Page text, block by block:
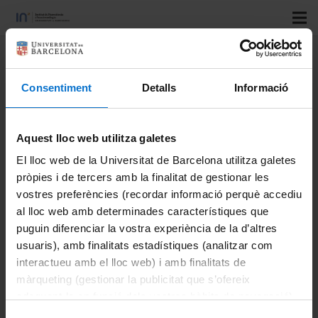
Consentiment Detalls Informació
Aquest lloc web utilitza galetes
El lloc web de la Universitat de Barcelona utilitza galetes
pròpies i de tercers amb la finalitat de gestionar les
vostres preferències (recordar informació perquè accediu
al lloc web amb determinades característiques que
puguin diferenciar la vostra experiència de la d’altres
usuaris), amb finalitats estadístiques (analitzar com
interactueu amb el lloc web) i amb finalitats de
màrqueting (gestionar la publicitat que s’ofereix
Title: Unveiling the crystal and
magnetic texture of iron oxide
nanoflowers†
Authors:Carlos Moya; Mariona Escoda-Torroella; Javier
Rodríguez-Álvarez; Adriana I. Figueroa; Íker García; Inés
Batalla Ferrer-Vidal; A. Gallo-Cordova; M. Puerto
Morales; Lucía Aballe; Arantxa Fraile Rodríguez; Amílcar
Labarta ORCID ; Xavier Batlle ORCID logo*ab
Journal:
Nanoscale
Vol:16
Number:
Start page:1942